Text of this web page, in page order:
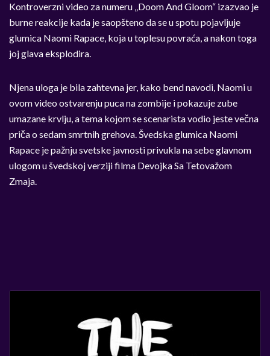
Kontroverzni video za numeru „Doom And Gloom“ izazvao je
burne reakcije kada je saopšteno da se u spotu pojavljuje
glumica Naomi Rapace, koja u toplesu povraća, a nakon toga
joj glava eksplodira.
Njena uloga je bila zahtevna jer, kako bend navodi, Naomi u
ovom video ostvarenju puca na zombije i pokazuje zube
umazane krvlju, a tema kojom se scenarista vodio jeste večna
priča o sedam smrtnih grehova. Švedska glumica Naomi
Rapace je pažnju svetske javnosti privukla na sebe glavnom
ulogom u švedskoj verziji filma Devojka Sa Tetovažom
Zmaja.